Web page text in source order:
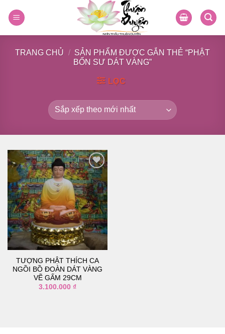
TRANG CHỦ / SẢN PHẨM ĐƯỢC GẮN THẺ “PHẬT
BỔN SƯ DÁT VÀNG”
LỌC
Thêm
vào
danh
sách
yêu
thích
TƯỢNG PHẬT THÍCH CA
NGỒI BỒ ĐOÀN DÁT VÀNG
VẼ GẤM 29CM
3.100.000 ₫